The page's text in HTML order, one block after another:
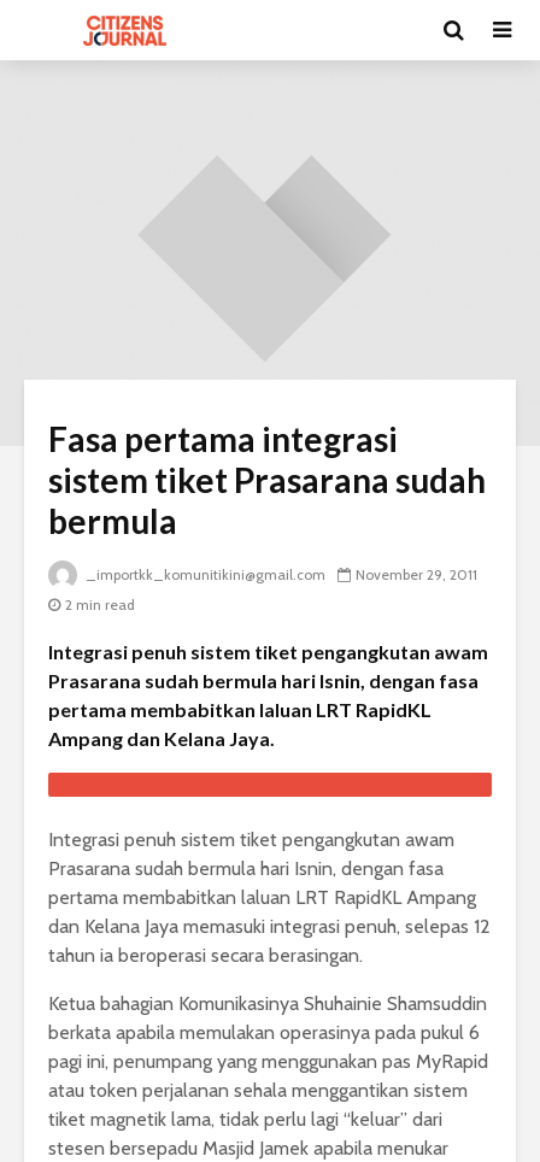
Fasa pertama integrasi
sistem tiket Prasarana sudah
bermula
_importkk_komunitikini@gmail.com
November 29, 2011
2 min read
Integrasi penuh sistem tiket pengangkutan awam
Prasarana sudah bermula hari Isnin, dengan fasa
pertama membabitkan laluan LRT RapidKL
Ampang dan Kelana Jaya.
Integrasi penuh sistem tiket pengangkutan awam
Prasarana sudah bermula hari Isnin, dengan fasa
pertama membabitkan laluan LRT RapidKL Ampang
dan Kelana Jaya memasuki integrasi penuh, selepas 12
tahun ia beroperasi secara berasingan.
Ketua bahagian Komunikasinya Shuhainie Shamsuddin
berkata apabila memulakan operasinya pada pukul 6
pagi ini, penumpang yang menggunakan pas MyRapid
atau token perjalanan sehala menggantikan sistem
tiket magnetik lama, tidak perlu lagi “keluar” dari
stesen bersepadu Masjid Jamek apabila menukar